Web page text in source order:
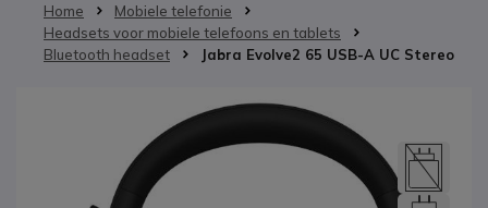
Home
Mobiele telefonie
Headsets voor mobiele telefoons en tablets
Bluetooth headset
Jabra Evolve2 65 USB-A UC Stereo
Ga naar het einde van de afbeeldingen-gallerij